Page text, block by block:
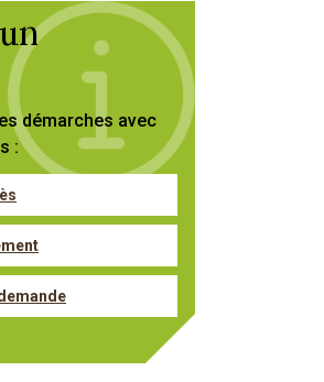
démarches avec
: